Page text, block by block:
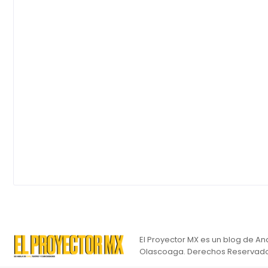
El Proyector MX es un blog de
Olascoaga. Derechos